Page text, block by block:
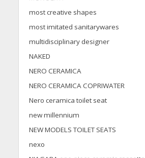
most creative shapes
most imitated sanitarywares
multidisciplinary designer
NAKED
NERO CERAMICA
NERO CERAMICA COPRIWATER
Nero ceramica toilet seat
new millennium
NEW MODELS TOILET SEATS
nexo